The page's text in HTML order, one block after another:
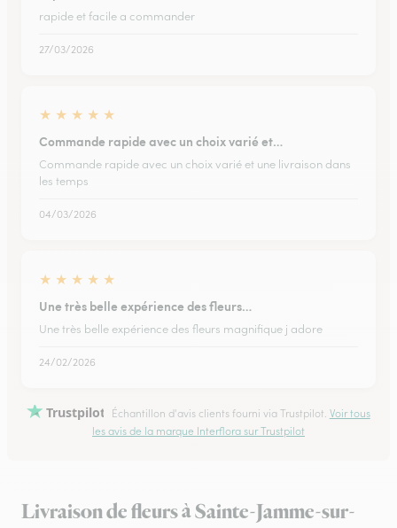
rapide et facile a commander
27/03/2026
★ ★ ★ ★ ★
Commande rapide avec un choix varié et…
Commande rapide avec un choix varié et une livraison dans
les temps
04/03/2026
★ ★ ★ ★ ★
Une très belle expérience des fleurs…
Une très belle expérience des fleurs magnifique j adore
24/02/2026
Trustpilot Échantillon d'avis clients fourni via Trustpilot. Voir tous
les avis de la marque Interflora sur Trustpilot
Livraison de fleurs à Sainte-Jamme-sur-